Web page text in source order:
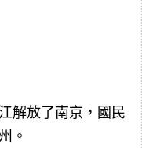
解放了南京，國民
。